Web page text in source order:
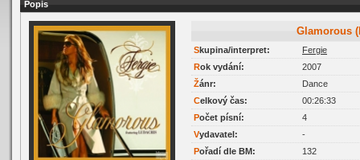
Popis
Glamorous
Skupina/interpret:
Fergie
Rok vydání:
2007
Žánr:
Dance
Celkový čas:
00:26:33
Počet písní:
4
Vydavatel:
-
Pořadí dle BM:
132